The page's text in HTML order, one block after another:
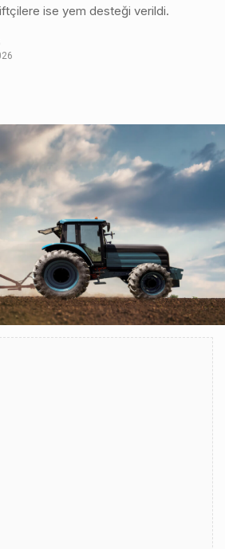
ise yem desteği verildi.